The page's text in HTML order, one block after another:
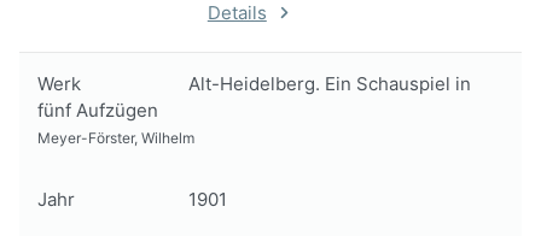
Details
Werk
Alt-Heidelberg. Ein Schauspiel in
fünf Aufzügen
Meyer-Förster, Wilhelm
Jahr 1901